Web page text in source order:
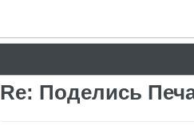
Re: Поделись